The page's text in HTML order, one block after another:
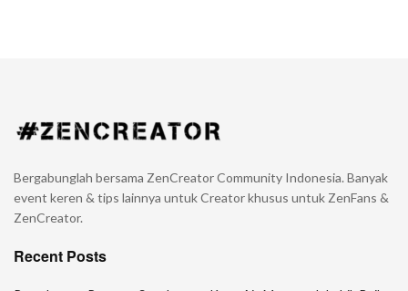
Bergabunglah bersama ZenCreator Community Indonesia. Banyak
event keren & tips lainnya untuk Creator khusus untuk ZenFans &
ZenCreator.
Recent Posts